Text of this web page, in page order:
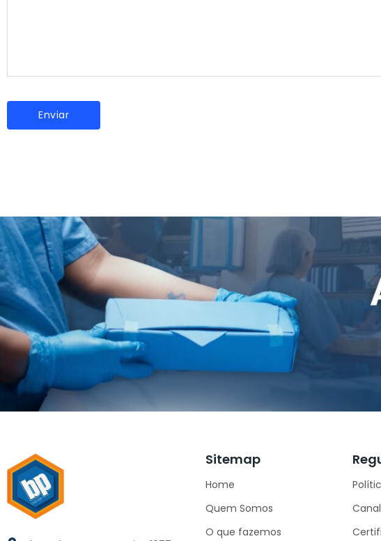
Sitemap
Home
Quem Somos
O que fazemos